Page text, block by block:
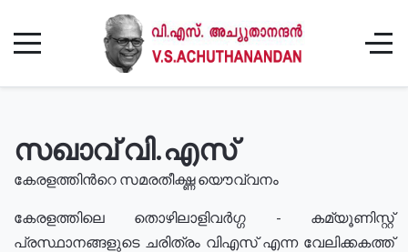
സഖാവ് വി.എസ്
കേരളത്തിൻറെ സമരതീക്ഷ്ണ യൌവ്വനം
കേരളത്തിലെ തൊഴിലാളിവർഗ്ഗ - കമ്യൂണിസ്റ്റ്
പ്രസ്ഥാനങ്ങളുടെ ചരിത്രം വിഎസ് എന്ന വേലിക്കകത്ത്